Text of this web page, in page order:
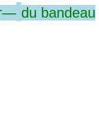
du bandeau